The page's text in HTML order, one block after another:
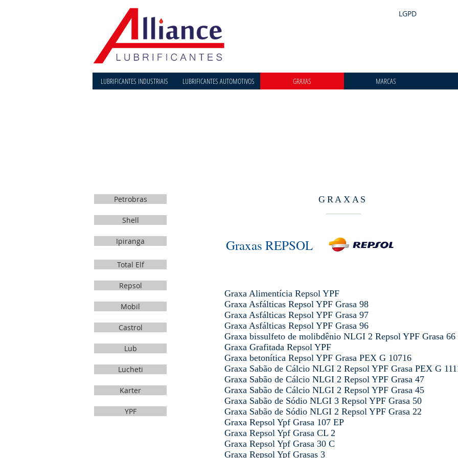
LGPD
LUBRIFICANTES INDUSTRIAIS LUBRIFICANTES AUTOMOTIVOS GRAXAS MARCAS
Petrobras
Shell
Ipiranga
GRAXAS
Graxas REPSOL
Total Elf
Repsol
Mobil
Castrol
Lub
Lucheti
Karter
YPF
Graxa Alimentícia Repsol YPF
Graxa Asfálticas Repsol YPF Grasa 98
Graxa Asfálticas Repsol YPF Grasa 97
Graxa Asfálticas Repsol YPF Grasa 96
Graxa bissulfeto de molibdênio NLGI 2 Repsol YPF Grasa 66
Graxa Grafitada Repsol YPF
Graxa betonítica Repsol YPF Grasa PEX G 10716
Graxa Sabão de Cálcio NLGI 2 Repsol YPF Grasa PEX G
Graxa Sabão de Cálcio NLGI 2 Repsol YPF Grasa 47
Graxa Sabão de Cálcio NLGI 2 Repsol YPF Grasa 45
Graxa Sabão de Sódio NLGI 3 Repsol YPF Grasa 50
Graxa Sabão de Sódio NLGI 2 Repsol YPF Grasa 22
Graxa Repsol Ypf Grasa 107 EP
Graxa Repsol Ypf Grasa CL 2
Graxa Repsol Ypf Grasa 30 C
Graxa Repsol Ypf Grasas 3